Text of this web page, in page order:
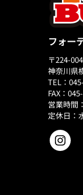
フォー
〒224-
神奈川県
TEL：
FAX：
営業時間
定休日：